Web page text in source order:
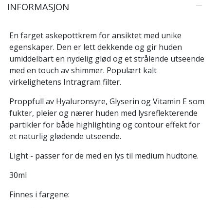
INFORMASJON
En farget askepottkrem for ansiktet med unike
egenskaper. Den er lett dekkende og gir huden
umiddelbart en nydelig glød og et strålende utseende
med en touch av shimmer. Populært kalt
virkelighetens Intragram filter.
Proppfull av Hyaluronsyre, Glyserin og Vitamin E som
fukter, pleier og nærer huden med lysreflekterende
partikler for både highlighting og contour effekt for
et naturlig glødende utseende.
Light - passer for de med en lys til medium hudtone.
30ml
Finnes i fargene: